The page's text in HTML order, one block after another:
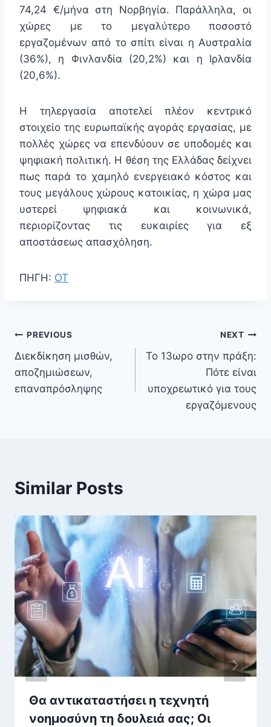
74,24 €/μήνα στη Νορβηγία. Παράλληλα, οι
χώρες με το μεγαλύτερο ποσοστό
εργαζομένων από το σπίτι είναι η Αυστραλία
(36%), η Φινλανδία (20,2%) και η Ιρλανδία
(20,6%).
Η τηλεργασία αποτελεί πλέον κεντρικό
στοιχείο της ευρωπαϊκής αγοράς εργασίας, με
πολλές χώρες να επενδύουν σε υποδομές και
ψηφιακή πολιτική. Η θέση της Ελλάδας δείχνει
πως παρά το χαμηλό ενεργειακό κόστος και
τους μεγάλους χώρους κατοικίας, η χώρα μας
υστερεί ψηφιακά και κοινωνικά,
περιορίζοντας τις ευκαιρίες για εξ
αποστάσεως απασχόληση.
ΠΗΓΗ: ΟΤ
PREVIOUS
Διεκδίκηση μισθών,
αποζημιώσεων,
επαναπρόσληψης
NEXT
Το 13ωρο στην πράξη:
Πότε είναι
υποχρεωτικό για τους
εργαζόμενους
Similar Posts
Θα αντικαταστήσει η τεχνητή
νοημοσύνη τη δουλειά σας; Οι